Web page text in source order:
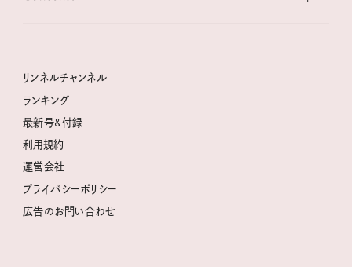
クラフトビール案内
母の日に贈りたい、お花モチーフのアイテム
リンネル 暮らしの道具大賞
ナチュラルメイクレッスン
喜ばれる贈り物手帖
猫と一緒に心地いい暮らし
空想喫茶トラノコクさんのあの店この店、喫茶訪問日記
圷みほさんのゆるっと週末キャンプ通信
豆柴・まもるくんの旅日記
柳沢小実さんのお散歩するようなゆるり旅
valoさんのかわいいもの探し
リンネル暮らし部
リンネルチャンネル
おぱんつ君のわくわく楽しい一週間占い
毎日が心地よくなるリンネルタロット
リンネルチャンネル
ランキング
最新号&付録
利用規約
運営会社
プライバシーポリシー
広告のお問い合わせ